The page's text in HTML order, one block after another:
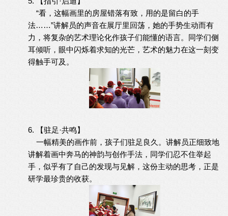
“看，这幅画里的房屋错落有致，用的是留白的手
法……”讲解员的声音在展厅里回荡，她的手势生动而有
力，将复杂的艺术理论化作孩子们能懂的语言。同学们侧
耳倾听，眼中闪烁着求知的光芒，艺术的魅力在这一刻变
得触手可及。
6. 【驻足·共鸣】
一幅精美的画作前，孩子们驻足良久。讲解员正细致地
讲解着画中奔马的神韵与创作手法，同学们忍不住举起
手，似乎有了自己的发现与见解，这份主动的思考，正是
研学最珍贵的收获。